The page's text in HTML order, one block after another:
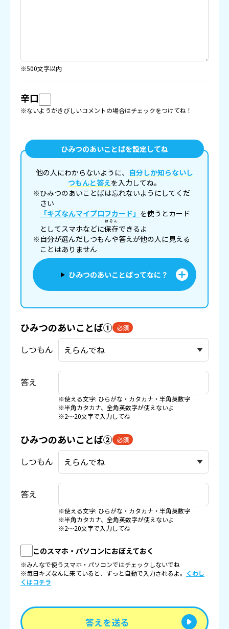
※500文字以内
辛口
※ないようがきびしいコメントの場合はチェックをつけてね！
ひみつのあいことばを設定してね
他の人にわからないように、 自分しか知らないし
つもんと答えを入力してね。
※ひみつのあいことばは忘れないようにしてくだ
さい
「キズなんマイプロフカード」 を使うとカード
としてスマホなどに保存
ほぞん
できるよ
※自分が選んだしつもんや答えが他の人に見える
ことはありません
ひみつのあいことばってなに？
ひみつのあいことば① 必須
しつもん
答え
※使える文字: ひらがな・カタカナ・半角英数字
※半角カタカナ、全角英数字が使えないよ
※2〜20文字で入力してね
ひみつのあいことば② 必須
しつもん
答え
※使える文字: ひらがな・カタカナ・半角英数字
※半角カタカナ、全角英数字が使えないよ
※2〜20文字で入力してね
このスマホ・パソコンにおぼえておく
※みんなで使うスマホ・パソコンではチェックしないでね
※毎日キズなんに来ていると、ずっと自動で入力されるよ。 くわし
くはコチラ
答えを送る